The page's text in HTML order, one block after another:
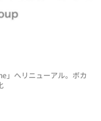
」へリニューアル。ボカ